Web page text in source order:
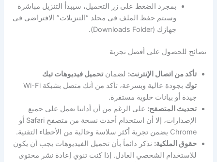
بمجرد الضغط على زر التحميل، سيبدأ التنزيل مباشرة
وسيتم حفظ الملف في مجلد “التنزيلات” الافتراضي في
جهازك (Downloads Folder).
نصائح للحصول على أفضل تجربة
تأكد من اتصال الإنترنت: لضمانتحميل فيديوهات تيك
توك
بجودة عالية وبسرعة، تأكد من أنك متصل بشبكة Wi-Fi
جيدة أو بيانات خلوية مستقرة.
تحديث المتصفح: على الرغم من أن أداتنا تعمل على جميع
الإصدارات، إلا أن استخدام أحدث نسخة من متصفح Safari أو
Chrome يضمن تجربة أكثر سلاسة وخالية من الأخطاء التقنية.
حقوق الملكية: نذكر دائماً بأن تحميل الفيديوهات يجب أن يكون
للاستخدام الشخصي العادل. إذا كنت تنوي إعادة نشر محتوى